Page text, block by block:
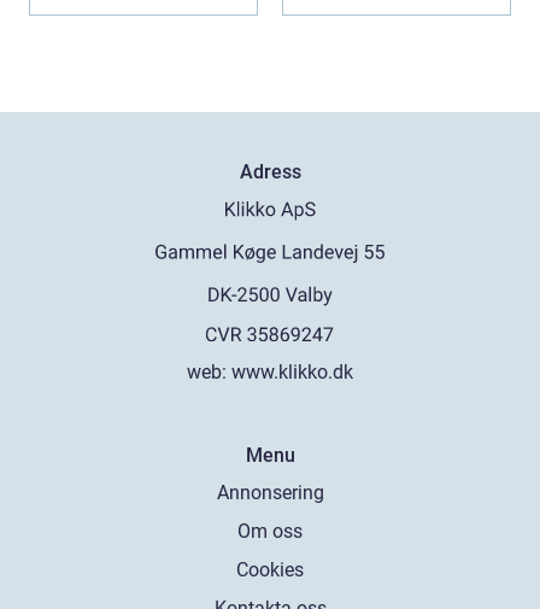
Adress
web: www.klikko.dk
Menu
Annonsering
Om oss
Cookies